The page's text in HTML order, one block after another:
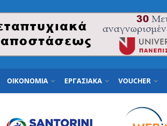
ΟΙΚΟΝΟΜΙΑ ΕΡΓΑΣΙΑΚΑ VOUCHER